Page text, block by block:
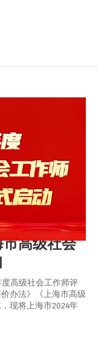
高级社会
高级社会工作师评
办法》《上海市高级
现将上海市2024年